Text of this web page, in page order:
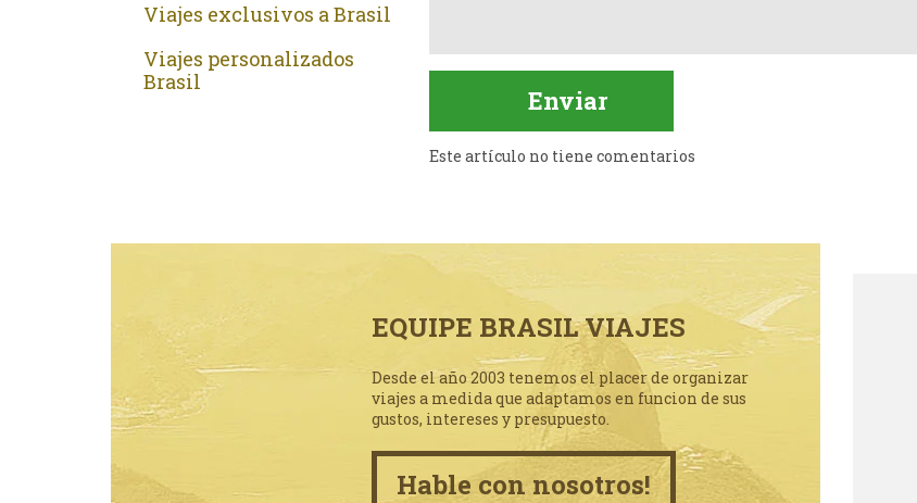
Viajes exclusivos a Brasil
Viajes personalizados
Brasil
Este artículo no tiene comentarios
EQUIPE BRASIL VIAJES
Desde el año 2003 tenemos el placer de organizar
viajes a medida que adaptamos en funcion de sus
gustos, intereses y presupuesto.
Hable con nosotros!